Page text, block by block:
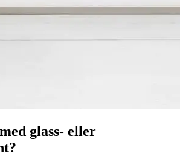
glass- eller